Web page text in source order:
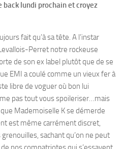
lundi prochain et croyez
fait qu’à sa tête. A l’instar
Perret notre rockeuse
de son ex label plutôt que de se
EMI a coulé comme un vieux fer à
libre de voguer où bon lui
pas tout vous spoileriser…mais
Mademoiselle K se démerde
est même carrément discret,
sachant qu’on ne peut